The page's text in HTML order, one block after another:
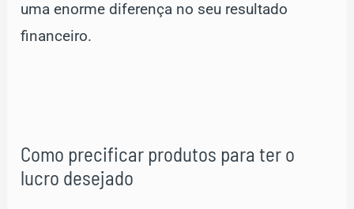
uma enorme diferença no seu resultado
financeiro.
Como precificar produtos para ter o
lucro desejado